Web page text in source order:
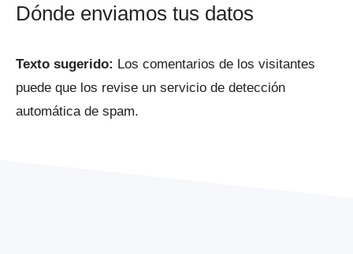
Dónde enviamos tus datos
Texto sugerido: Los comentarios de los visitantes
puede que los revise un servicio de detección
automática de spam.